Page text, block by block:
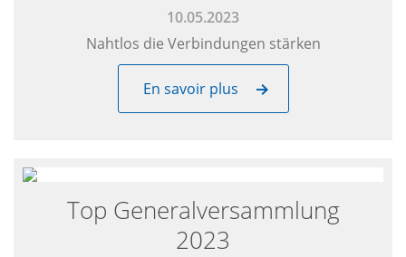
10.05.2023
Nahtlos die Verbindungen stärken
En savoir plus
Top Generalversammlung
2023